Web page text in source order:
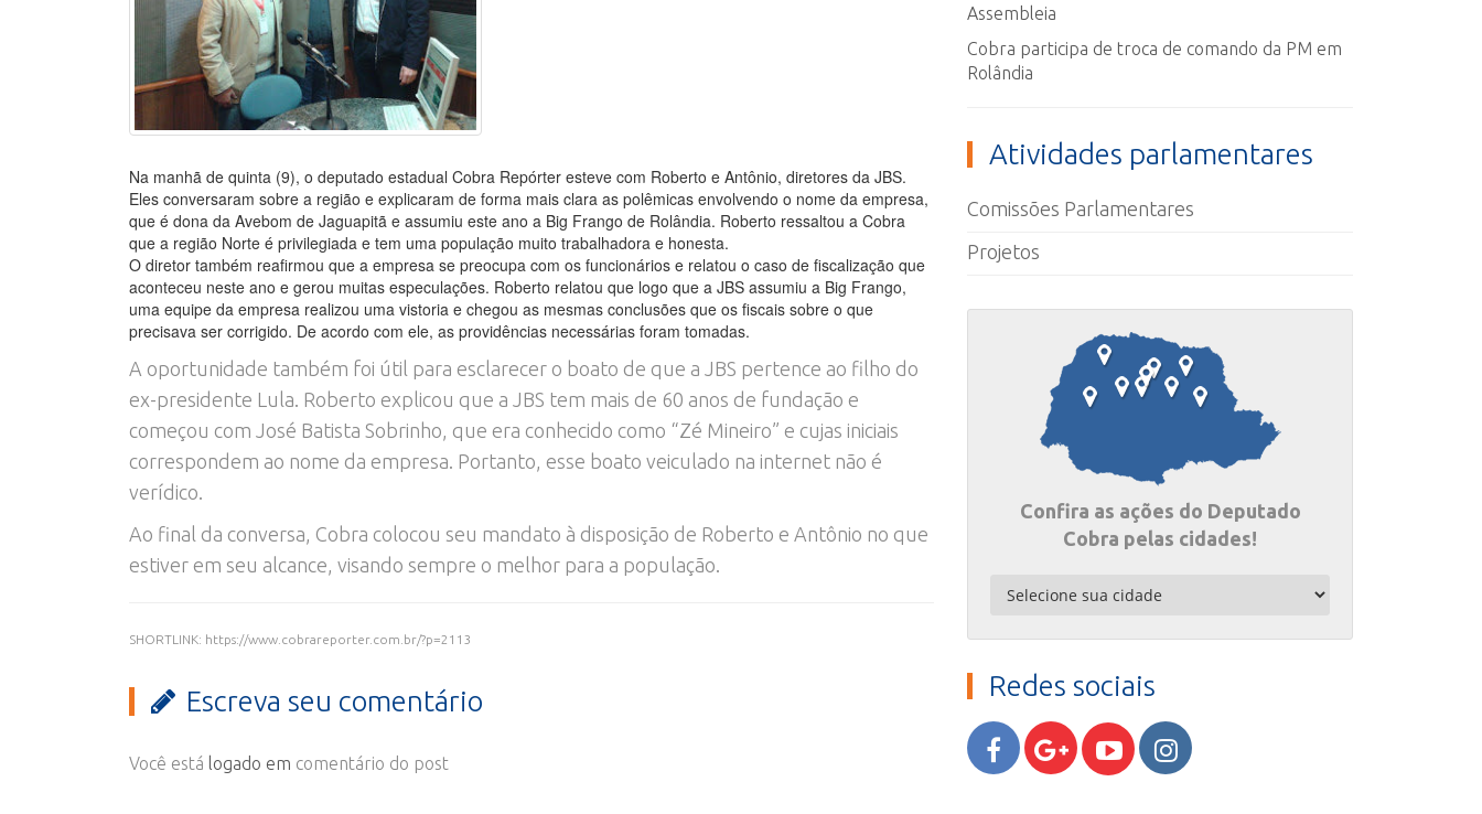
Na manhã de quinta (9), o deputado estadual Cobra Repórter esteve com Roberto e Antônio, diretores da JBS.
Eles conversaram sobre a região e explicaram de forma mais clara as polêmicas envolvendo o nome da empresa,
que é dona da Avebom de Jaguapitã e assumiu este ano a Big Frango de Rolândia. Roberto ressaltou a Cobra
que a região Norte é privilegiada e tem uma população muito trabalhadora e honesta.
O diretor também reafirmou que a empresa se preocupa com os funcionários e relatou o caso de fiscalização que
aconteceu neste ano e gerou muitas especulações. Roberto relatou que logo que a JBS assumiu a Big Frango,
uma equipe da empresa realizou uma vistoria e chegou as mesmas conclusões que os fiscais sobre o que
precisava ser corrigido. De acordo com ele, as providências necessárias foram tomadas.
A oportunidade também foi útil para esclarecer o boato de que a JBS pertence ao filho do
ex-presidente Lula. Roberto explicou que a JBS tem mais de 60 anos de fundação e
começou com José Batista Sobrinho, que era conhecido como “Zé Mineiro” e cujas iniciais
correspondem ao nome da empresa. Portanto, esse boato veiculado na internet não é
verídico.
Ao final da conversa, Cobra colocou seu mandato à disposição de Roberto e Antônio no que
estiver em seu alcance, visando sempre o melhor para a população.
SHORTLINK: https://www.cobrareporter.com.br/?p=2113
Escreva seu comentário
Você está logado em comentário do post
Assembleia
Cobra participa de troca de comando da PM em
Rolândia
Atividades parlamentares
Comissões Parlamentares
Projetos
Confira as ações do Deputado
Cobra pelas cidades!
Redes sociais